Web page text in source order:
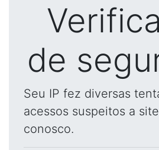
de
Seu IP fez diversas
acessos suspeitos a
conosco.